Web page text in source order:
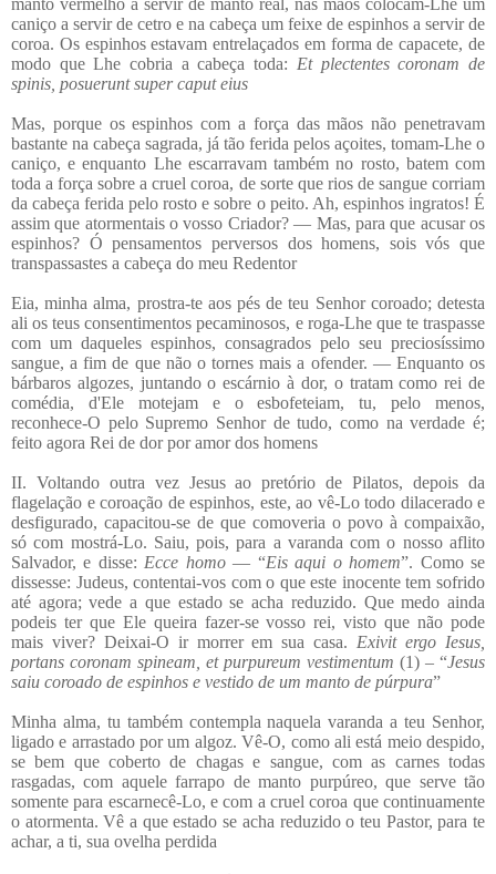
manto vermelho a servir de manto real, nas mãos colocam-Lhe um
caniço a servir de cetro e na cabeça um feixe de espinhos a servir de
coroa. Os espinhos estavam entrelaçados em forma de capacete, de
modo que Lhe cobria a cabeça toda: Et plectentes coronam de
spinis, posuerunt super caput eius
Mas, porque os espinhos com a força das mãos não penetravam
bastante na cabeça sagrada, já tão ferida pelos açoites, tomam-Lhe o
caniço, e enquanto Lhe escarravam também no rosto, batem com
toda a força sobre a cruel coroa, de sorte que rios de sangue corriam
da cabeça ferida pelo rosto e sobre o peito. Ah, espinhos ingratos! É
assim que atormentais o vosso Criador? — Mas, para que acusar os
espinhos? Ó pensamentos perversos dos homens, sois vós que
transpassastes a cabeça do meu Redentor
Eia, minha alma, prostra-te aos pés de teu Senhor coroado; detesta
ali os teus consentimentos pecaminosos, e roga-Lhe que te traspasse
com um daqueles espinhos, consagrados pelo seu preciosíssimo
sangue, a fim de que não o tornes mais a ofender. — Enquanto os
bárbaros algozes, juntando o escárnio à dor, o tratam como rei de
comédia, d'Ele motejam e o esbofeteiam, tu, pelo menos,
reconhece-O pelo Supremo Senhor de tudo, como na verdade é;
feito agora Rei de dor por amor dos homens
II. Voltando outra vez Jesus ao pretório de Pilatos, depois da
flagelação e coroação de espinhos, este, ao vê-Lo todo dilacerado e
desfigurado, capacitou-se de que comoveria o povo à compaixão,
só com mostrá-Lo. Saiu, pois, para a varanda com o nosso aflito
Salvador, e disse: Ecce homo— “Eis aqui o homem”. Como se
dissesse: Judeus, contentai-vos com o que este inocente tem sofrido
até agora; vede a que estado se acha reduzido. Que medo ainda
podeis ter que Ele queira fazer-se vosso rei, visto que não pode
mais viver? Deixai-O ir morrer em sua casa. Exivit ergo Iesus,
portans coronam spineam, et purpureum vestimentum (1) – “Jesus
saiu coroado de espinhos e vestido de um manto de púrpura”
Minha alma, tu também contempla naquela varanda a teu Senhor,
ligado e arrastado por um algoz. Vê-O, como ali está meio despido,
se bem que coberto de chagas e sangue, com as carnes todas
rasgadas, com aquele farrapo de manto purpúreo, que serve tão
somente para escarnecê-Lo, e com a cruel coroa que continuamente
o atormenta. Vê a que estado se acha reduzido o teu Pastor, para te
achar, a ti, sua ovelha perdida